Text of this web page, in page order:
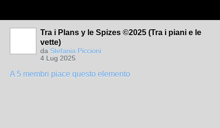
Tra i Plans y le Spizes ©2025 (Tra i piani e le
vette)
da Stefania Piccioni
4 Lug 2025
A 5 membri piace questo elemento